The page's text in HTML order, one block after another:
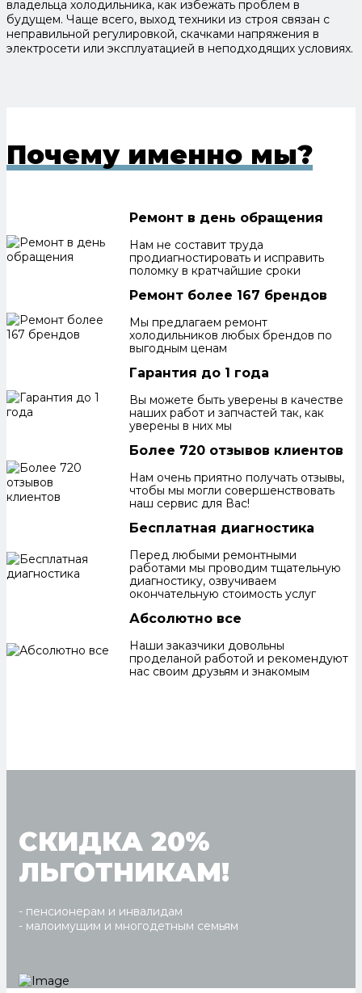
владельца холодильника, как избежать проблем в
будущем. Чаще всего, выход техники из строя связан с
неправильной регулировкой, скачками напряжения в
электросети или эксплуатацией в неподходящих условиях.
Почему именно мы?
Ремонт в день обращения
Нам не составит труда
продиагностировать и исправить
поломку в кратчайшие сроки
Ремонт более 167 брендов
Мы предлагаем ремонт
холодильников любых брендов по
выгодным ценам
Гарантия до 1 года
Вы можете быть уверены в качестве
наших работ и запчастей так, как
уверены в них мы
Более 720 отзывов клиентов
Нам очень приятно получать отзывы,
чтобы мы могли совершенствовать
наш сервис для Вас!
Бесплатная диагностика
Перед любыми ремонтными
работами мы проводим тщательную
диагностику, озвучиваем
окончательную стоимость услуг
Абсолютно все
Наши заказчики довольны
проделаной работой и рекомендуют
нас своим друзьям и знакомым
СКИДКА 20%
ЛЬГОТНИКАМ!
- пенсионерам и инвалидам
- малоимущим и многодетным семьям